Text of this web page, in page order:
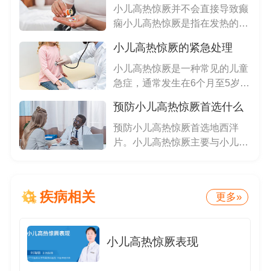
小儿高热惊厥并不会直接导致癫
痫小儿高热惊厥是指在发热的基
小儿高热惊厥的紧急处理
小儿高热惊厥是一种常见的儿童
急症，通常发生在6个月至5岁的
预防小儿高热惊厥首选什么
预防小儿高热惊厥首选地西泮
片。小儿高热惊厥主要与小儿脑
疾病相关 更多»
小儿高热惊厥表现